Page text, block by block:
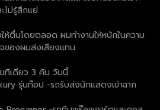
ไม่รู้สึกแย่
ห้ตื่นโดยตลอด ผมทำงานให้หนักในความ
ของผมส่งเสียงแทน
ทีเดียว 3 คัน วันนี้
รุ่นท๊อป -รถรับส่งนักแสดงเข้าฉาก